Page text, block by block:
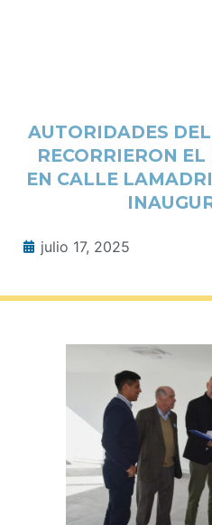
AUTORIDADES
RECORRIERON
EN CALLE
julio 17, 2025